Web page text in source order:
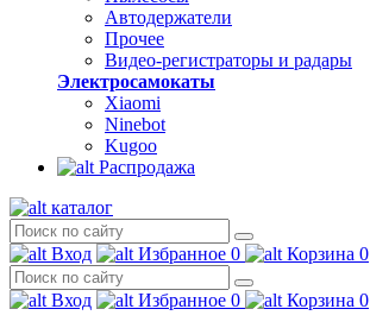
Автодержатели
Прочее
Видео-регистраторы и радары
Электросамокаты
Xiaomi
Ninebot
Kugoo
Распродажа
каталог
Вход Избранное 0 Корзина 0
Вход Избранное 0 Корзина 0